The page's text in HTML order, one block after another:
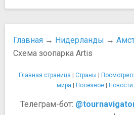
Главная → Нидерланды →
Схема зоопарка Artis
Главная страница | Страны |
мира | Полезное| Новости
Телеграм-бот: